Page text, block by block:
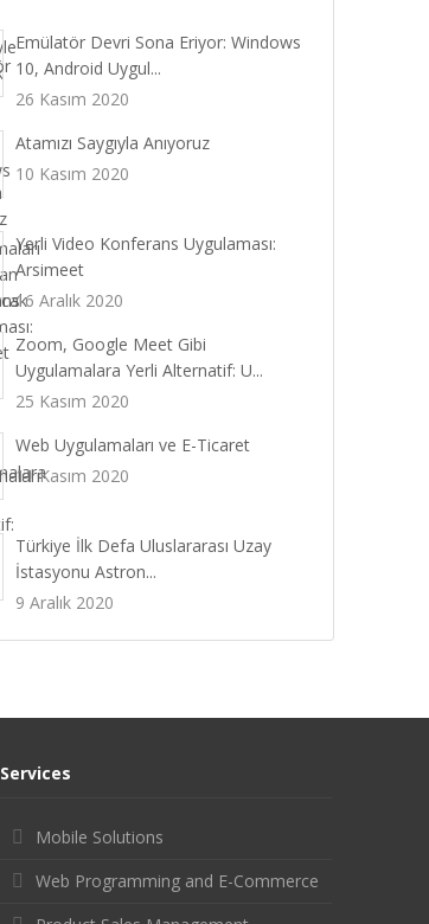
Emülatör Devri Sona Eriyor: Windows
10, Android Uygul...
26 Kasım 2020
Atamızı Saygıyla Anıyoruz
10 Kasım 2020
Yerli Video Konferans Uygulaması:
Arsimeet
16 Aralık 2020
Zoom, Google Meet Gibi
Uygulamalara Yerli Alternatif: U...
25 Kasım 2020
Web Uygulamaları ve E-Ticaret
11 Kasım 2020
Türkiye İlk Defa Uluslararası Uzay
İstasyonu Astron...
9 Aralık 2020
Services
Mobile Solutions
Web Programming and E-Commerce